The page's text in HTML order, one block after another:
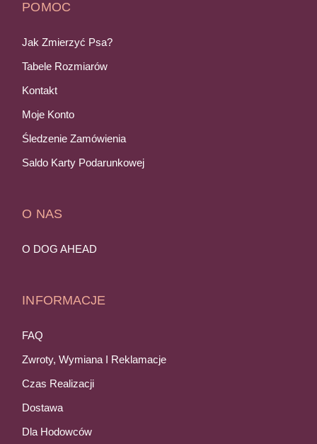
POMOC
Jak Zmierzyć Psa?
Tabele Rozmiarów
Kontakt
Moje Konto
Śledzenie Zamówienia
Saldo Karty Podarunkowej
O NAS
O DOG AHEAD
INFORMACJE
FAQ
Zwroty, Wymiana I Reklamacje
Czas Realizacji
Dostawa
Dla Hodowców